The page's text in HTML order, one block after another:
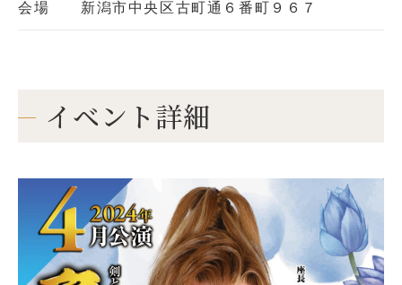
会場 新潟市中央区古町通６番町９６７
イベント詳細